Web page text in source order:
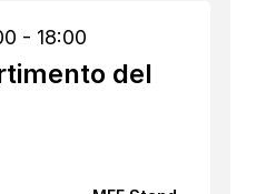
- 18:00
del